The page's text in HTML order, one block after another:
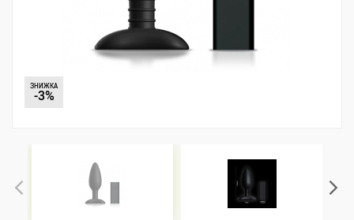
ЗНИЖКА
-3%